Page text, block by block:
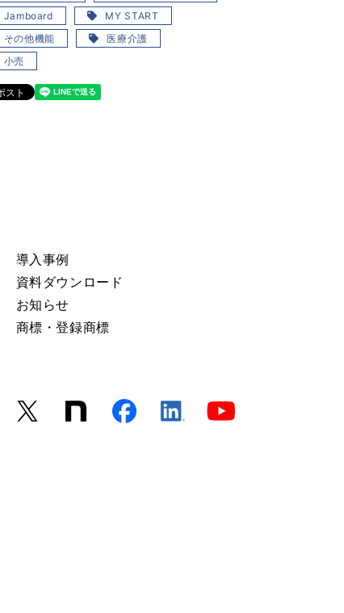
Jamboard
MY START
その他機能
医療介護
小売
導入事例
資料ダウンロード
お知らせ
商標・登録商標